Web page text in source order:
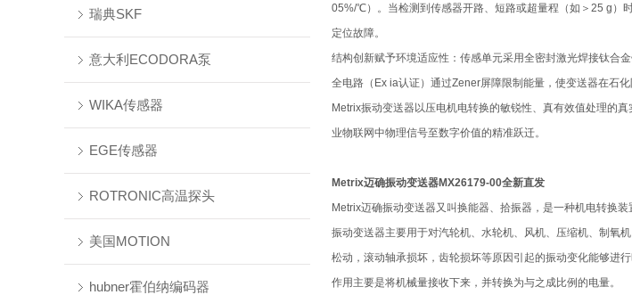
瑞典SKF
意大利ECODORA泵
WIKA传感器
EGE传感器
ROTRONIC高温探头
美国MOTION
hubner霍伯纳编码器
05%/℃）。当检测到传感器开路、短路或超量程（如＞25 g）
定位故障。
结构创新赋予环境适应性：传感单元采用全密封激光焊接钛合
全电路（Ex ia认证）通过Zener屏障限制能量，使变送器在石化
Metrix振动变送器以压电机电转换的敏锐性、真有效值处理的
业物联网中物理信号至数字价值的精准跃迁。
Metrix迈确振动变送器MX26179-00全新直发
Metrix迈确振动变送器又叫换能器、拾振器，是一种机电转换
振动变送器主要用于对汽轮机、水轮机、风机、压缩机、制氧
松动，滚动轴承损坏，齿轮损坏等原因引起的振动变化能够进
作用主要是将机械量接收下来，并转换为与之成比例的电量。